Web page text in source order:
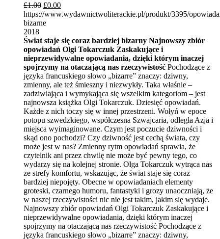
£1.00 £0.00
https://www.wydawnictwoliterackie.pl/produkt/3395/
bizarne
2018
Świat staje się coraz bardziej bizarny Najnowszy zbiór
opowiadań Olgi Tokarczuk Zaskakujące i
nieprzewidywalne opowiadania, dzięki którym inaczej
spojrzymy na otaczającą nas rzeczywistość Pochodzące z
języka francuskiego słowo „bizarre” znaczy: dziwny,
zmienny, ale też śmieszny i niezwykły. Taka właśnie –
zadziwiająca i wymykająca się wszelkim kategoriom – jest
najnowsza książka Olgi Tokarczuk. Dziesięć opowiadań.
Każde z nich toczy się w innej przestrzeni. Wołyń w epoce
potopu szwedzkiego, współczesna Szwajcaria, odległa Azja i
miejsca wyimaginowane. Czym jest poczucie dziwności i
skąd ono pochodzi? Czy dziwność jest cechą świata, czy
może jest w nas? Zmienny rytm opowiadań sprawia, że
czytelnik ani przez chwilę nie może być pewny tego, co
wydarzy się na kolejnej stronie. Olga Tokarczuk wytrąca nas
ze strefy komfortu, wskazując, że świat staje się coraz
bardziej niepojęty. Obecne w opowiadaniach elementy
groteski, czarnego humoru, fantastyki i grozy unaoczniają, że
w naszej rzeczywistości nic nie jest takim, jakim się wydaje.
Najnowszy zbiór opowiadań Olgi Tokarczuk Zaskakujące i
nieprzewidywalne opowiadania, dzięki którym inaczej
spojrzymy na otaczającą nas rzeczywistość Pochodzące z
języka francuskiego słowo „bizarre” znaczy: dziwny,